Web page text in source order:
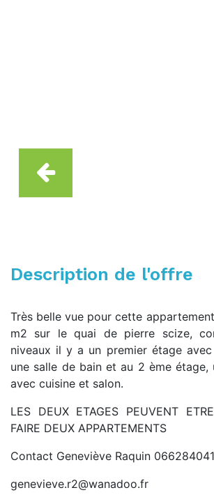
Description de l'offre
Très belle vue pour cette
m2 sur le quai de pierre scize,
niveaux il y a un premier étage
une salle de bain et au 2 ème étage,
avec cuisine et salon.
LES DEUX ETAGES PEUVENT
FAIRE DEUX APPARTEMENTS
Contact Geneviève Raquin
genevieve.r2@wanadoo.fr